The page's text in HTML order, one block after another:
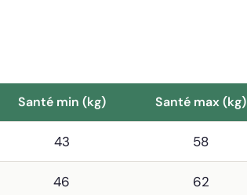
Santé min (kg) Santé max (kg)
43 58
46 62